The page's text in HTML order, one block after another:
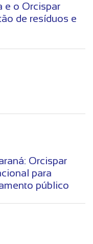
e o Orcispar
de resíduos e
Orcispar
para
público